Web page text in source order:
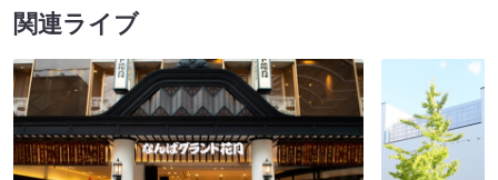
関連ライブ